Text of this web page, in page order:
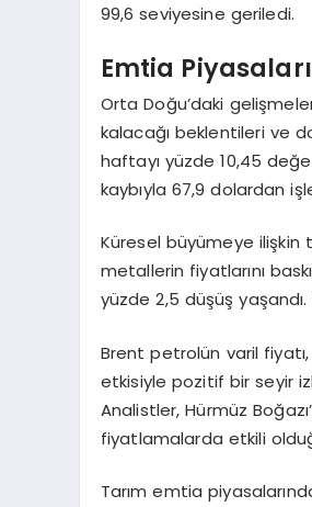
99,6 seviyesine geriledi.
Emtia
Orta Doğu’daki
kalacağı beklentileri ve
haftayı yüzde 10,45
kaybıyla 67,9 dolardan
Küresel büyümeye ilişkin
metallerin fiyatlarını
yüzde 2,5 düşüş
Brent petrolün varil fiyatı,
etkisiyle pozitif bir seyir
Analistler, Hürmüz
fiyatlamalarda etkili
Tarım emtia